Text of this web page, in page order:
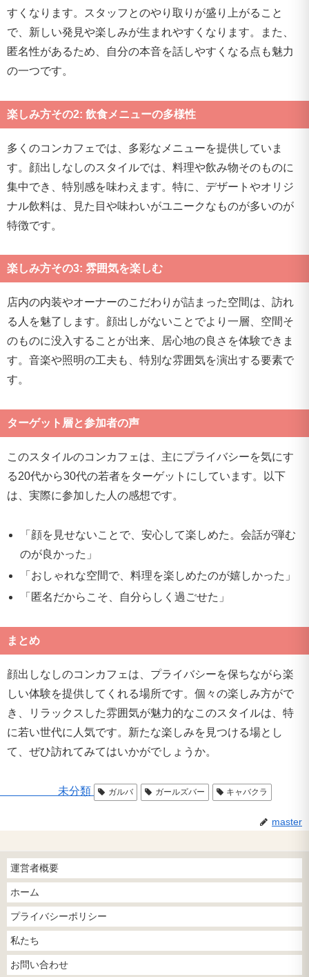
すくなります。スタッフとのやり取りが盛り上がること
で、新しい発見や楽しみが生まれやすくなります。また、
匿名性があるため、自分の本音を話しやすくなる点も魅力
の一つです。
楽しみ方その2: 飲食メニューの多様性
多くのコンカフェでは、多彩なメニューを提供していま
す。顔出しなしのスタイルでは、料理や飲み物そのものに
集中でき、特別感を味わえます。特に、デザートやオリジ
ナル飲料は、見た目や味わいがユニークなものが多いのが
特徴です。
楽しみ方その3: 雰囲気を楽しむ
店内の内装やオーナーのこだわりが詰まった空間は、訪れ
る人を魅了します。顔出しがないことでより一層、空間そ
のものに没入することが出来、居心地の良さを体験できま
す。音楽や照明の工夫も、特別な雰囲気を演出する要素で
す。
ターゲット層と参加者の声
このスタイルのコンカフェは、主にプライバシーを気にす
る20代から30代の若者をターゲットにしています。以下
は、実際に参加した人の感想です。
「顔を見せないことで、安心して楽しめた。会話が弾む
のが良かった」
「おしゃれな空間で、料理を楽しめたのが嬉しかった」
「匿名だからこそ、自分らしく過ごせた」
まとめ
顔出しなしのコンカフェは、プライバシーを保ちながら楽
しい体験を提供してくれる場所です。個々の楽しみ方がで
き、リラックスした雰囲気が魅力的なこのスタイルは、特
に若い世代に人気です。新たな楽しみを見つける場とし
て、ぜひ訪れてみてはいかがでしょうか。
未分類 ガルバ ガールズバー キャバクラ
master
運営者概要
ホーム
プライバシーポリシー
私たち
お問い合わせ